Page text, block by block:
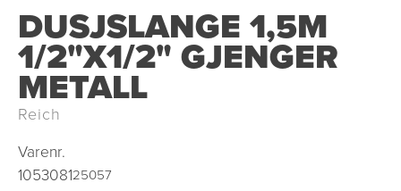
DUSJSLANGE 1,5M
1/2"X1/2" GJENGER
METALL
Reich
Varenr.
105308125057